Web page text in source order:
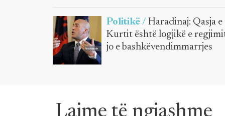
për rastin e ambalazhuesve
ujit
Politikë /Haradinaj: Qasja e
Kurtit është logjikë e
jo e bashkëvendimmarrjes